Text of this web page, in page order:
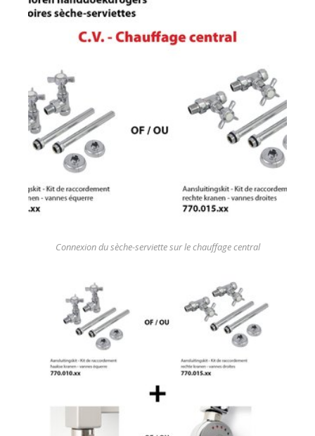
Connexion du sèche-serviette sur le chauffage central